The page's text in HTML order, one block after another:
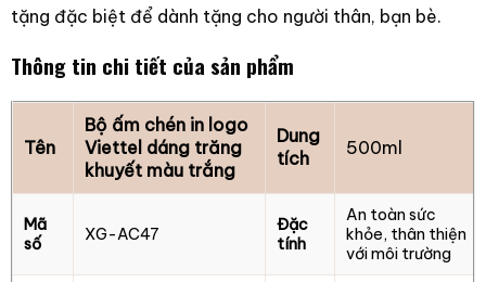
tặng đặc biệt để dành tặng cho người thân, bạn bè.
Thông tin chi tiết của sản phẩm
Tên
Bộ ấm chén in logo
Viettel dáng trăng
khuyết màu trắng
Dung
tích
500ml
Mã
số
XG-AC47
Đặc
tính
An toàn sức
khỏe, thân thiện
với môi trường